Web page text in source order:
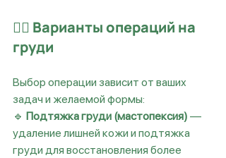
👩‍⚕️ Варианты операций на
груди
Выбор операции зависит от ваших
задач и желаемой формы:
🔹 Подтяжка груди (мастопексия) —
удаление лишней кожи и подтяжка
груди для восстановления более